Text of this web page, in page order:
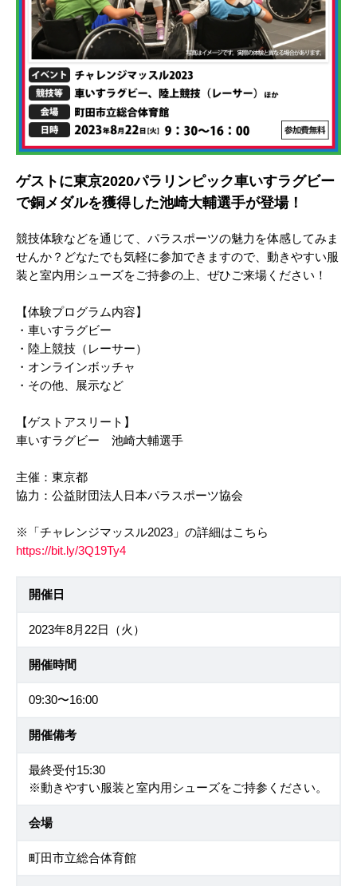
ゲストに東京2020パラリンピック車いすラグビー
で銅メダルを獲得した池崎大輔選手が登場！
競技体験などを通じて、パラスポーツの魅力を体感してみま
せんか？どなたでも気軽に参加できますので、動きやすい服
装と室内用シューズをご持参の上、ぜひご来場ください！
【体験プログラム内容】
・車いすラグビー
・陸上競技（レーサー）
・オンラインボッチャ
・その他、展示など
【ゲストアスリート】
車いすラグビー 池崎大輔選手
主催：東京都
協力：公益財団法人日本パラスポーツ協会
※「チャレンジマッスル2023」の詳細はこちら
https://bit.ly/3Q19Ty4
開催日
2023年8月22日（火）
開催時間
09:30〜16:00
開催備考
最終受付15:30
※動きやすい服装と室内用シューズをご持参ください。
会場
町田市立総合体育館